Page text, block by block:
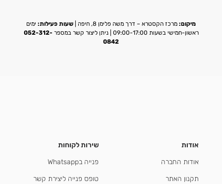
מיקום: מרכז הקסטרא – דרך משה פלימן 8, חיפה | שעות פעילות: ימים
ראשון-חמישי בשעות 09:00-17:00 | ניתן ליצור קשר במספר
052-312-
0842
אודות
אודות החברה
תקנון האתר
שירות לקוחות
פנייה בWhatsapp
טופס פנייה ליצירת קשר